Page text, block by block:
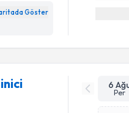
Göster
6
Per